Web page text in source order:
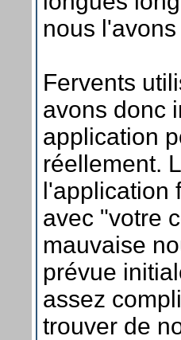
nous
Fervents
avons donc
application
réellement.
l'application
avec "votre
mauvaise
prévue
assez
trouver de